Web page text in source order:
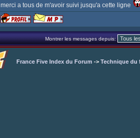
merci a tous de m'avoir suivi jusqu'a cette ligne
Montrer les messages depuis:
France Five Index du Forum -> Technique du